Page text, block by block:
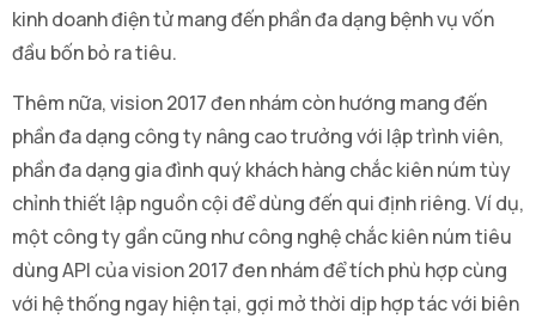
kinh doanh điện tử mang đến phần đa dạng bệnh vụ vốn
đầu bốn bỏ ra tiêu.
Thêm nữa, vision 2017 đen nhám còn hướng mang đến
phần đa dạng công ty nâng cao trưởng với lập trình viên,
phần đa dạng gia đình quý khách hàng chắc kiên núm tùy
chỉnh thiết lập nguồn cội để dùng đến qui định riêng. Ví dụ,
một công ty gần cũng như công nghệ chắc kiên núm tiêu
dùng API của vision 2017 đen nhám để tích phù hợp cùng
với hệ thống ngay hiện tại, gợi mở thời dịp hợp tác với biên